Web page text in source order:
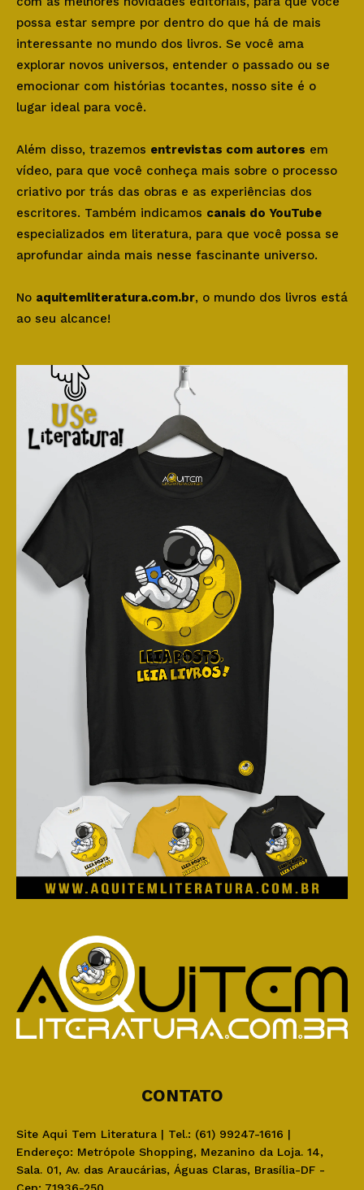
possa estar sempre por dentro do que há de mais
interessante no mundo dos livros. Se você ama
explorar novos universos, entender o passado ou se
emocionar com histórias tocantes, nosso site é o
lugar ideal para você.
Além disso, trazemos entrevistas com autores em
vídeo, para que você conheça mais sobre o processo
criativo por trás das obras e as experiências dos
escritores. Também indicamos canais do YouTube
especializados em literatura, para que você possa se
aprofundar ainda mais nesse fascinante universo.
No aquitemliteratura.com.br, o mundo dos livros está
ao seu alcance!
CONTATO
Site Aqui Tem Literatura | Tel.: (61) 99247-1616 |
Endereço: Metrópole Shopping, Mezanino da Loja. 14,
Sala. 01, Av. das Araucárias, Águas Claras, Brasília-DF -
Cep: 71936-250